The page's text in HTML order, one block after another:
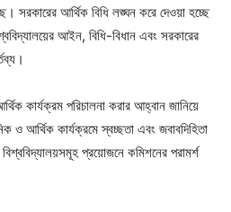
সরকারের আর্থিক বিধি লঙ্ঘন করে দেওয়া হচ্ছে
আইন, বিধি-বিধান এবং সরকারের
কার্যক্রম পরিচালনা করার আহ্বান জানিয়ে
ও আর্থিক কার্যক্রমে স্বচ্ছতা এবং জবাবদিহিতা
প্রয়োজনে কমিশনের পরামর্শ